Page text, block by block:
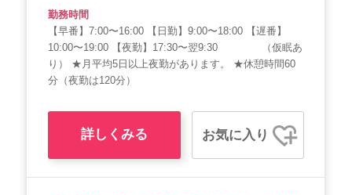
勤務時間
【早番】7:00〜16:00 【日勤】9:00〜18:00 【遅番】
10:00〜19:00 【夜勤】17:30〜翌9:30 （仮眠あ
り） ★月平均5日以上夜勤があります。 ★休憩時間60
分（夜勤は120分）
詳しくみる お気に入り